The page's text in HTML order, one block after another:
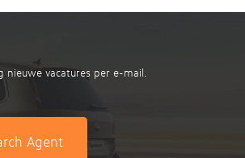
nieuwe vacatures per e-mail.
Agent